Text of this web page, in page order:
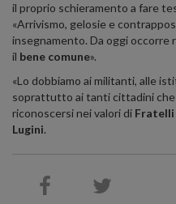
il proprio schieramento a fare
«Arrivismo, gelosie e
insegnamento. Da oggi occorre
il bene comune».
«Lo dobbiamo ai militanti, alle
soprattutto ai tanti cittadini
riconoscersi nei valori di Fratelli
Lugini.